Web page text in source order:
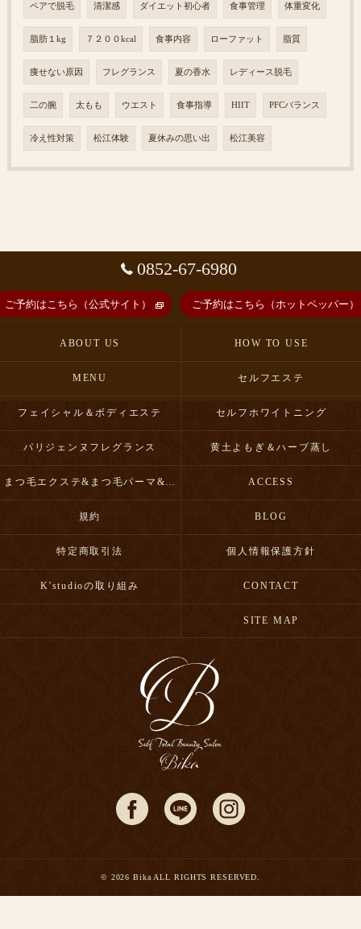
ペアで脱毛 清潔感 ダイエット初心者 食事管理 体重変化
脂肪１kg ７２００kcal 食事内容 ローファット 脂質
痩せない原因 フレグランス 夏の香水 レディース脱毛
二の腕 太もも ウエスト 食事指導 HIIT PFCバランス
冷え性対策 松江体験 夏休みの思い出 松江美容
0852-67-6980
ご予約はこちら（公式サイト） ご予約はこちら（ホットペッパー）
ABOUT US HOW TO USE
MENU セルフエステ
フェイシャル＆ボディエステ セルフホワイトニング
パリジェンヌフレグランス 黄土よもぎ＆ハーブ蒸し
まつ毛エクステ&まつ毛パーマ&眉毛スタイリング ACCESS
規約 BLOG
特定商取引法 個人情報保護方針
K'studioの取り組み CONTACT
SITE MAP
© 2026 Bika ALL RIGHTS RESERVED.